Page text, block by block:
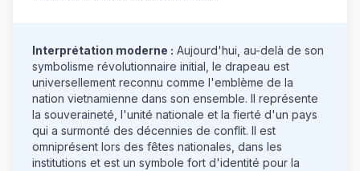
Interprétation moderne : Aujourd'hui, au-delà de son
symbolisme révolutionnaire initial, le drapeau est
universellement reconnu comme l'emblème de la
nation vietnamienne dans son ensemble. Il représente
la souveraineté, l'unité nationale et la fierté d'un pays
qui a surmonté des décennies de conflit. Il est
omniprésent lors des fêtes nationales, dans les
institutions et est un symbole fort d'identité pour la